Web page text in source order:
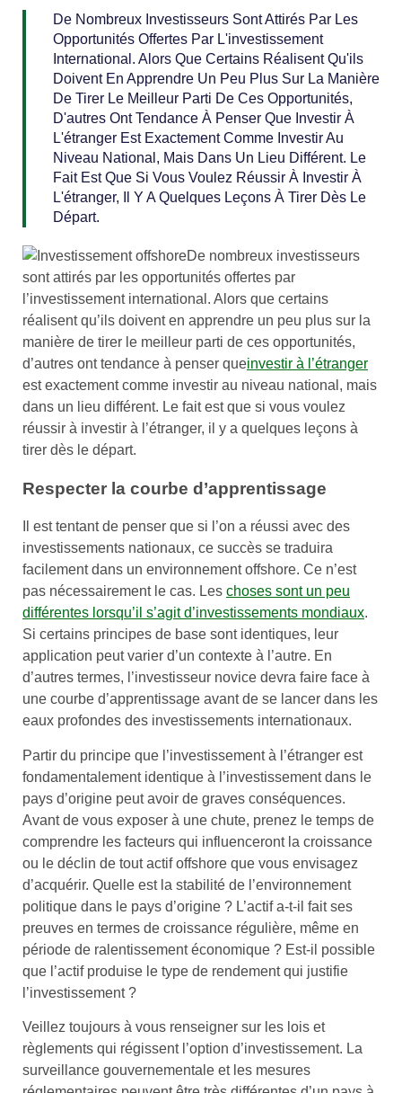
De Nombreux Investisseurs Sont Attirés Par Les
Opportunités Offertes Par L'investissement
International. Alors Que Certains Réalisent Qu'ils
Doivent En Apprendre Un Peu Plus Sur La Manière
De Tirer Le Meilleur Parti De Ces Opportunités,
D'autres Ont Tendance À Penser Que Investir À
L'étranger Est Exactement Comme Investir Au
Niveau National, Mais Dans Un Lieu Différent. Le
Fait Est Que Si Vous Voulez Réussir À Investir À
L'étranger, Il Y A Quelques Leçons À Tirer Dès Le
Départ.
De nombreux investisseurs
sont attirés par les opportunités offertes par
l’investissement international. Alors que certains
réalisent qu’ils doivent en apprendre un peu plus sur la
manière de tirer le meilleur parti de ces opportunités,
d’autres ont tendance à penser queinvestir à l’étranger
est exactement comme investir au niveau national, mais
dans un lieu différent. Le fait est que si vous voulez
réussir à investir à l’étranger, il y a quelques leçons à
tirer dès le départ.
Respecter la courbe d’apprentissage
Il est tentant de penser que si l’on a réussi avec des
investissements nationaux, ce succès se traduira
facilement dans un environnement offshore. Ce n’est
pas nécessairement le cas. Les choses sont un peu
différentes lorsqu’il s’agit d’investissements mondiaux.
Si certains principes de base sont identiques, leur
application peut varier d’un contexte à l’autre. En
d’autres termes, l’investisseur novice devra faire face à
une courbe d’apprentissage avant de se lancer dans les
eaux profondes des investissements internationaux.
Partir du principe que l’investissement à l’étranger est
fondamentalement identique à l’investissement dans le
pays d’origine peut avoir de graves conséquences.
Avant de vous exposer à une chute, prenez le temps de
comprendre les facteurs qui influenceront la croissance
ou le déclin de tout actif offshore que vous envisagez
d’acquérir. Quelle est la stabilité de l’environnement
politique dans le pays d’origine ? L’actif a-t-il fait ses
preuves en termes de croissance régulière, même en
période de ralentissement économique ? Est-il possible
que l’actif produise le type de rendement qui justifie
l’investissement ?
Veillez toujours à vous renseigner sur les lois et
règlements qui régissent l’option d’investissement. La
surveillance gouvernementale et les mesures